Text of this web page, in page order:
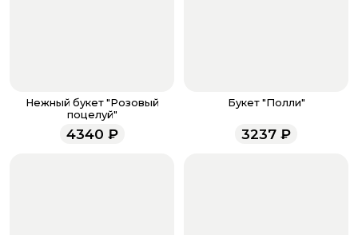
звоните по номеру телефона
8 (927) 936-71-86
напишите WhatsApp
+7 937 333-66-53
менеджеры работают ежедневно с 9.00 до 23.00 и
всегда рады проконсультировать вас.
Нежный букет "Розовый
поцелуй"
4340 ₽
Букет "Полли"
3237 ₽